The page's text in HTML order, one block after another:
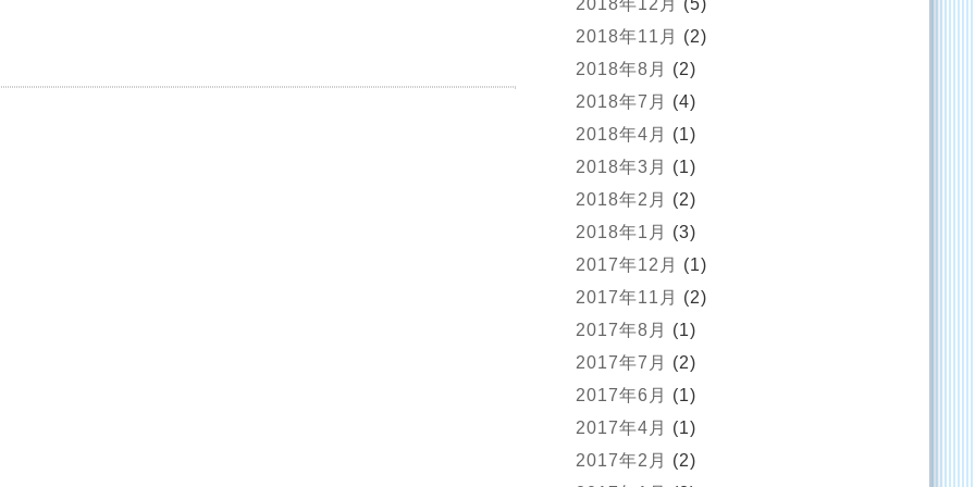
2018年12月
(5)
2018年11月
(2)
2018年8月
(2)
2018年7月
(4)
2018年4月
(1)
2018年3月
(1)
2018年2月
(2)
2018年1月
(3)
2017年12月
(1)
2017年11月
(2)
2017年8月
(1)
2017年7月
(2)
2017年6月
(1)
2017年4月
(1)
2017年2月
(2)